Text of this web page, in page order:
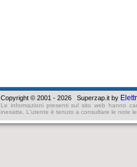
Copyright © 2001 - 2026 Superzap.it by
Le informazioni presenti sul sito web hanno
inesatte, L'utente è tenuto a consultare le note